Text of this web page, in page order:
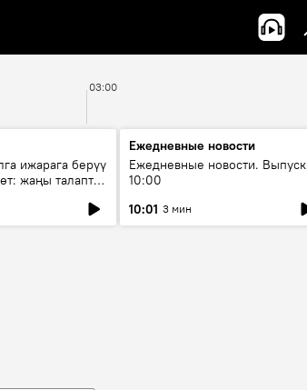
03:00
ижарага берүү
жаңы талаптар
Ежедневные новости
Ежедневные новости. Выпуск
10:00
10:01 3 мин